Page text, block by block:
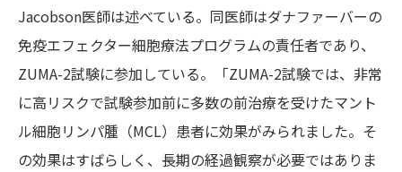
Jacobson医師は述べている。同医師はダナファーバーの
免疫エフェクター細胞療法プログラムの責任者であり、
ZUMA-2試験に参加している。「ZUMA-2試験では、非常
に高リスクで試験参加前に多数の前治療を受けたマント
ル細胞リンパ腫（MCL）患者に効果がみられました。そ
の効果はすばらしく、長期の経過観察が必要ではありま